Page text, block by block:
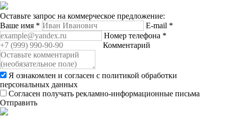
Оставьте запрос на коммерческое предложение:
Ваше имя * E-mail *
Номер телефона *
Комментарий
Я ознакомлен и согласен с политикой обработки
персональных данных
Согласен получать рекламно-информационные письма
Отправить